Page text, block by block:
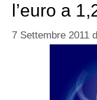
l’euro a
7 Settembre 2011